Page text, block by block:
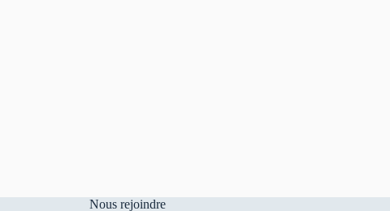
Nous rejoindre